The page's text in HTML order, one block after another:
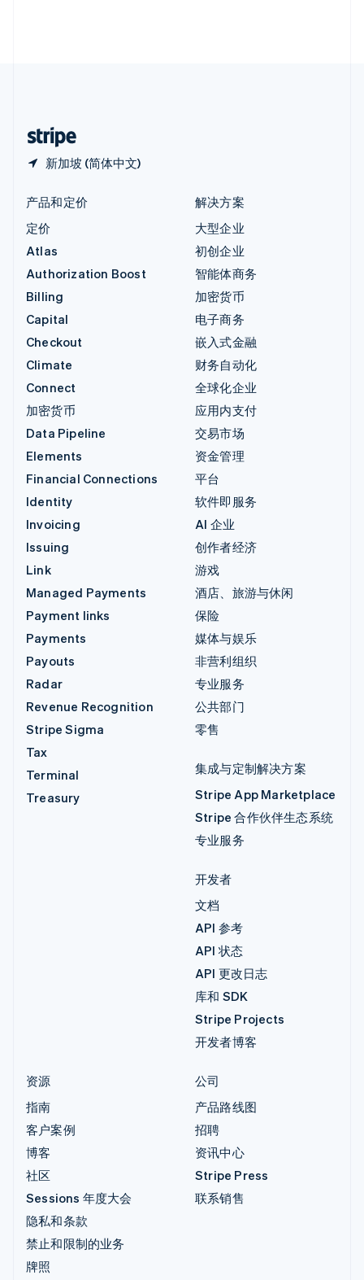
新加坡 (简体中文)
产品和定价
定价
Atlas
Authorization Boost
Billing
Capital
Checkout
Climate
Connect
加密货币
Data Pipeline
Elements
Financial Connections
Identity
Invoicing
Issuing
Link
Managed Payments
Payment links
Payments
Payouts
Radar
Revenue Recognition
Stripe Sigma
Tax
Terminal
Treasury
解决方案
大型企业
初创企业
智能体商务
加密货币
电子商务
嵌入式金融
财务自动化
全球化企业
应用内支付
交易市场
资金管理
平台
软件即服务
AI 企业
创作者经济
游戏
酒店、旅游与休闲
保险
媒体与娱乐
非营利组织
专业服务
公共部门
零售
集成与定制解决方案
Stripe App Marketplace
Stripe 合作伙伴生态系统
专业服务
开发者
文档
API 参考
API 状态
API 更改日志
库和 SDK
Stripe Projects
开发者博客
资源
指南
客户案例
博客
社区
Sessions 年度大会
隐私和条款
禁止和限制的业务
牌照
公司
产品路线图
招聘
资讯中心
Stripe Press
联系销售